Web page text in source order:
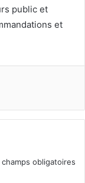
public et
et
champs obligatoires